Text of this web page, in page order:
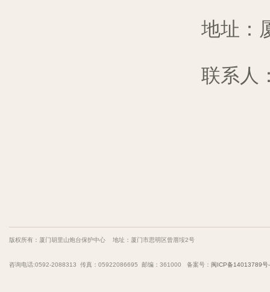
地址：厦
联系人
版权所有：厦门胡里山炮台保护中心 地址：厦门市思明区曾厝垵2号
咨询电话:0592-2088313 传真：05922086695 邮编：361000 备案号： 闽ICP备14013789号